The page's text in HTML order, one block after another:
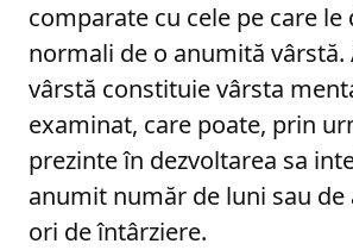
comparate cu cele pe care le
normali de o anumită vârstă.
vârstă constituie vârsta
examinat, care poate, prin
prezinte în dezvoltarea sa
anumit număr de luni sau de
ori de întârziere.